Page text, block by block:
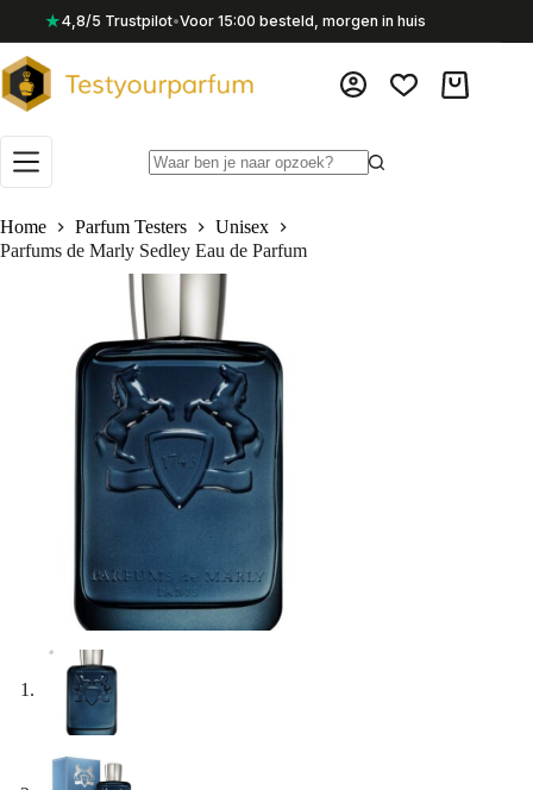
inhoud
★4,8/5 Trustpilot•Voor 15:00 besteld, morgen in huis
Home
Parfum Testers
Unisex
Parfums de Marly Sedley Eau de Parfum